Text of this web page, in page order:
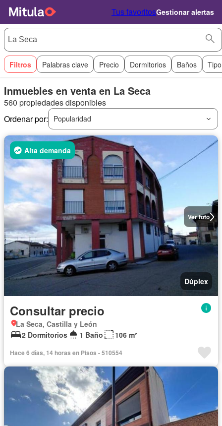
Tus favoritosGestionar alertas
Filtros Palabras clave Precio Dormitorios Baños
Inmuebles en venta en La Seca
560 propiedades disponibles
Ordenar por:
Popularidad
Ver foto
Alta demanda
Dúplex
Consultar precio
La Seca, Castilla y León
2 Dormitorios
1 Baño 106 m²
Hace 6 días, 14 horas en Pisos - 510554